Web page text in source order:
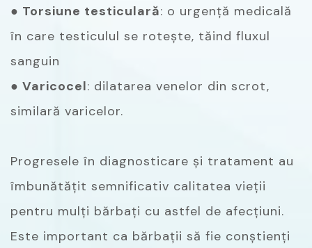
● Torsiune testiculară: o urgență medicală
în care testiculul se rotește, tăind fluxul
sanguin
● Varicocel: dilatarea venelor din scrot,
similară varicelor.
Progresele în diagnosticare și tratament au
îmbunătățit semnificativ calitatea vieții
pentru mulți bărbați cu astfel de afecțiuni.
Este important ca bărbații să fie conștienți